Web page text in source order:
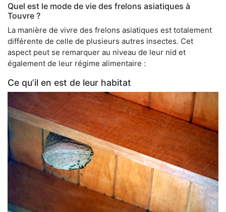
Quel est le mode de vie des frelons asiatiques à
Touvre ?
La manière de vivre des frelons asiatiques est totalement
différente de celle de plusieurs autres insectes. Cet
aspect peut se remarquer au niveau de leur nid et
également de leur régime alimentaire :
Ce qu’il en est de leur habitat